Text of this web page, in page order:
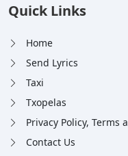
Quick Links
Home
Send Lyrics
Taxi
Txopelas
Privacy Policy, Terms
Contact Us